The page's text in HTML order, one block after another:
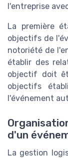
l'entreprise
La première
objectifs de
notoriété de
établir des
objectif doit
objectifs
l'événement
d'un
La gestion